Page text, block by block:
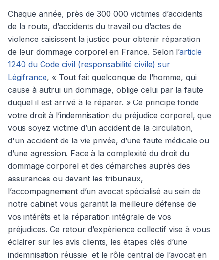
Chaque année, près de 300 000 victimes d’accidents
de la route, d’accidents du travail ou d’actes de
violence saisissent la justice pour obtenir réparation
de leur dommage corporel en France. Selon l’article
1240 du Code civil (responsabilité civile) sur
Légifrance, « Tout fait quelconque de l’homme, qui
cause à autrui un dommage, oblige celui par la faute
duquel il est arrivé à le réparer. » Ce principe fonde
votre droit à l’indemnisation du préjudice corporel, que
vous soyez victime d’un accident de la circulation,
d'un accident de la vie privée, d’une faute médicale ou
d’une agression. Face à la complexité du droit du
dommage corporel et des démarches auprès des
assurances ou devant les tribunaux,
l’accompagnement d’un avocat spécialisé au sein de
notre cabinet vous garantit la meilleure défense de
vos intérêts et la réparation intégrale de vos
préjudices. Ce retour d’expérience collectif vise à vous
éclairer sur les avis clients, les étapes clés d’une
indemnisation réussie, et le rôle central de l’avocat en